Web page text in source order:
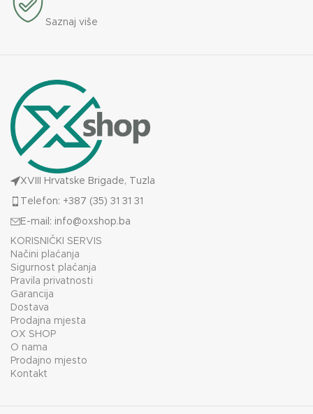
Saznaj više
XVIII Hrvatske Brigade, Tuzla
Telefon: +387 (35) 31 31 31
E-mail: info@oxshop.ba
KORISNIČKI SERVIS
Načini plaćanja
Sigurnost plaćanja
Pravila privatnosti
Garancija
Dostava
Prodajna mjesta
OX SHOP
O nama
Prodajno mjesto
Kontakt